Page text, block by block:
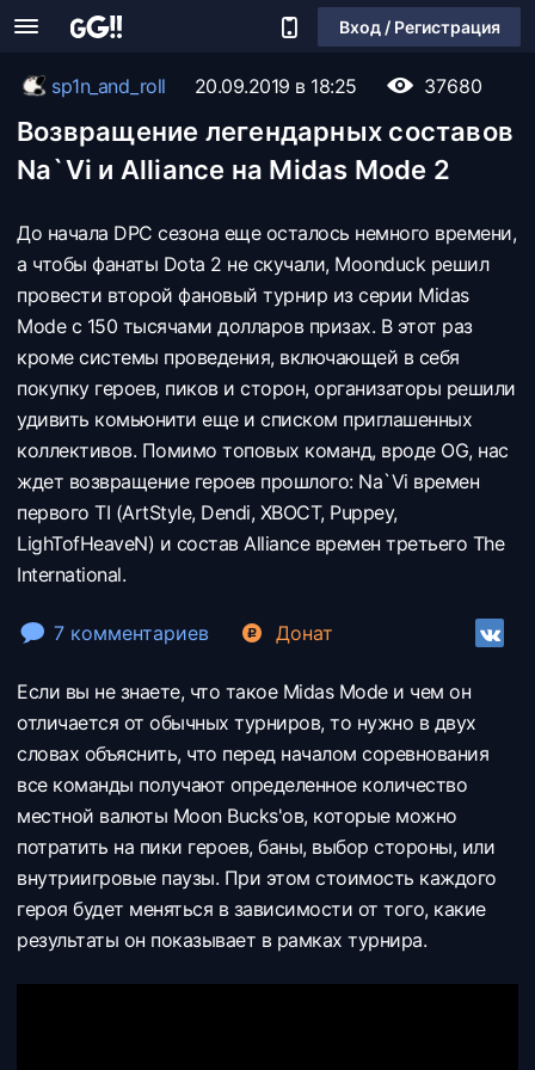
Вход / Регистрация
sp1n_and_roll 20.09.2019 в 18:25 37680
Возвращение легендарных составов
Na`Vi и Alliance на Midas Mode 2
До начала DPC сезона еще осталось немного времени,
а чтобы фанаты Dota 2 не скучали, Moonduck решил
провести второй фановый турнир из серии Midas
Mode c 150 тысячами долларов призах. В этот раз
кроме системы проведения, включающей в себя
покупку героев, пиков и сторон, организаторы решили
удивить комьюнити еще и списком приглашенных
коллективов. Помимо топовых команд, вроде OG, нас
ждет возвращение героев прошлого: Na`Vi времен
первого TI (ArtStyle, Dendi, XBOCT, Puppey,
LighTofHeaveN) и состав Alliance времен третьего The
International.
7 комментариев Донат
Если вы не знаете, что такое Midas Mode и чем он
отличается от обычных турниров, то нужно в двух
словах объяснить, что перед началом соревнования
все команды получают определенное количество
местной валюты Moon Bucks'ов, которые можно
потратить на пики героев, баны, выбор стороны, или
внутриигровые паузы. При этом стоимость каждого
героя будет меняться в зависимости от того, какие
результаты он показывает в рамках турнира.